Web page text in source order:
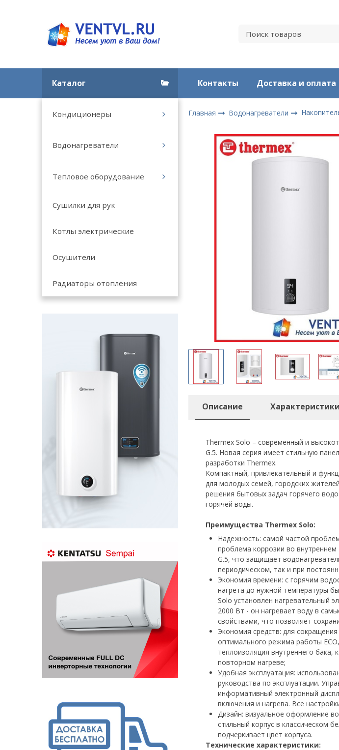
Каталог Контакты Доставка и оплата
Кондиционеры
Водонагреватели
Тепловое оборудование
Сушилки для рук
Котлы электрические
Осушители
Радиаторы отопления
Главная Водонагреватели
Описание Характеристики
Thermex Solo – cовременный и
G.5. Новая серия имеет стильную
разработки Thermex.
Компактный, привлекательный и
для молодых семей, городских
решения бытовых задач горячего
горячей воды.
Преимущества Thermex Solo:
Надежность: самой частой
проблема коррозии во
G.5, что защищает
периодическом, так и при
Экономия времени: с горячим
нагрета до нужной температуры
Solo установлен нагревательный
2000 Вт - он нагревает воду в
свойствами, что позволяет
Экономия средств: для
оптимального режима работы
теплоизоляция внутреннего
повторном нагреве;
Удобная эксплуатация:
руководства по эксплуатации.
информативный электронный
включения и нагрева. Все
Дизайн: визуальное оформление
стильный корпус в классическом
подчеркивает цвет корпуса.
Технические характеристики: